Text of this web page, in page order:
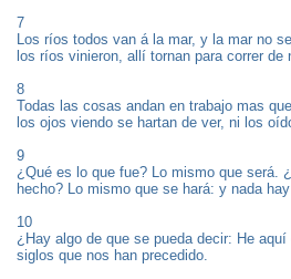
7
Los ríos todos van á la mar, y la mar no
los ríos vinieron, allí tornan para correr de
8
Todas las cosas andan en trabajo mas
los ojos viendo se hartan de ver, ni los
9
¿Qué es lo que fue? Lo mismo que será.
hecho? Lo mismo que se hará: y nada
10
¿Hay algo de que se pueda decir: He
siglos que nos han precedido.